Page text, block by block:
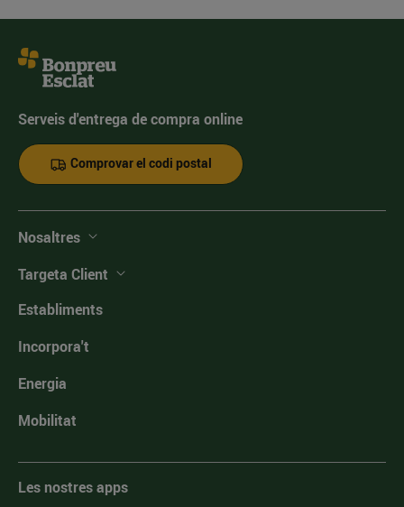
Serveis d'entrega de compra online
Comprovar el codi postal
Nosaltres
Targeta Client
Establiments
Incorpora't
Energia
Mobilitat
Les nostres apps